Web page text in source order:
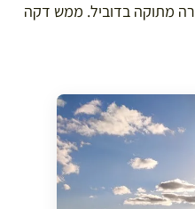
מתוקה בדוביל. ממש דקה